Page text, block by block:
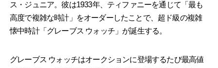
ス・ジュニア。彼は1933年、ティファニーを通じて「最も
高度で複雑な時計」をオーダーしたことで、超ド級の複雑
懐中時計「グレーブス ウォッチ」が誕生する。
グレーブス ウォッチはオークションに登場するたび最高値